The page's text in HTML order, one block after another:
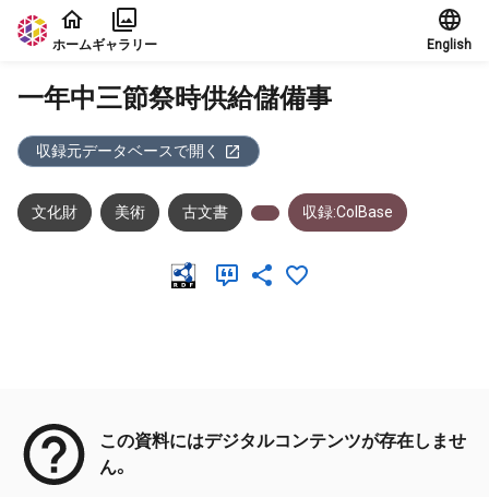
本文に飛ぶ
ホームギャラリー English
一年中三節祭時供給儲備事
収録元データベースで開く
文化財 美術 古文書 収録:ColBase
この資料にはデジタルコンテンツが存在しませ
ん。